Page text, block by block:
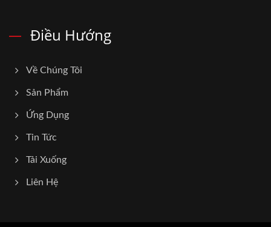
Điều Hướng
Về Chúng Tôi
Sản Phẩm
Ứng Dụng
Tin Tức
Tải Xuống
Liên Hệ